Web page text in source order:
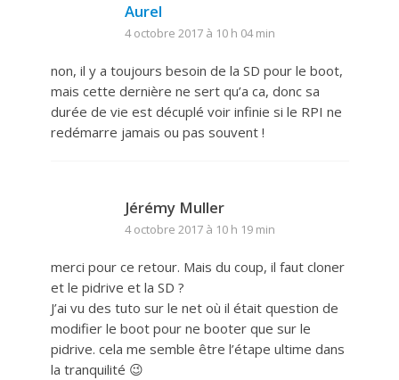
Aurel
4 octobre 2017 à 10 h 04 min
non, il y a toujours besoin de la SD pour le boot,
mais cette dernière ne sert qu’a ca, donc sa
durée de vie est décuplé voir infinie si le RPI ne
redémarre jamais ou pas souvent !
Jérémy Muller
4 octobre 2017 à 10 h 19 min
merci pour ce retour. Mais du coup, il faut cloner
et le pidrive et la SD ?
J’ai vu des tuto sur le net où il était question de
modifier le boot pour ne booter que sur le
pidrive. cela me semble être l’étape ultime dans
la tranquilité 😉